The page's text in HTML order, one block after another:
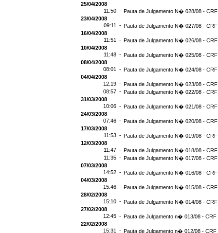
25/04/2008
11:50 - Pauta de Julgamento N� 028/08 -
23/04/2008
09:11 - Pauta de Julgamento N� 027/08 -
16/04/2008
11:51 - Pauta de Julgamento N� 026/08 -
10/04/2008
11:48 - Pauta de Julgamento N� 025/08 -
08/04/2008
08:01 - Pauta de Julgamento N� 024/08 -
04/04/2008
12:19 - Pauta de Julgamento N� 023/08 -
08:57 - Pauta de Julgamento N� 022/08 -
31/03/2008
10:06 - Pauta de Julgamento N� 021/08 -
24/03/2008
07:46 - Pauta de Julgamento N� 020/08 -
17/03/2008
11:53 - Pauta de Julgamento N� 019/08 -
12/03/2008
11:47 - Pauta de Julgamento N� 018/08 -
11:35 - Pauta de Julgamento N� 017/08 -
07/03/2008
14:52 - Pauta de Julgamento N� 016/08 -
04/03/2008
15:46 - Pauta de Julgamento N� 015/08 -
28/02/2008
15:10 - Pauta de Julgamento N� 014/08 - CRF
27/02/2008
12:45 - Pauta de Julgamento n� 013/08 - CRF
22/02/2008
15:31 - Pauta de Julgamento n� 012/08 - CRF